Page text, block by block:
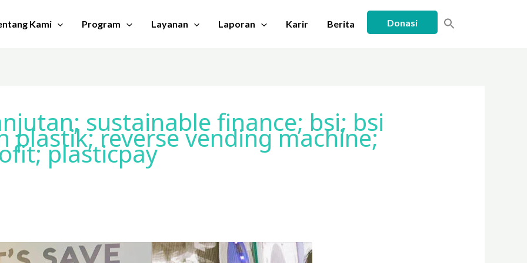
Kami Program Layanan Laporan Karir Berita Donasi
sustainable finance; bsi; bsi
plastik; reverse vending machine;
plasticpay